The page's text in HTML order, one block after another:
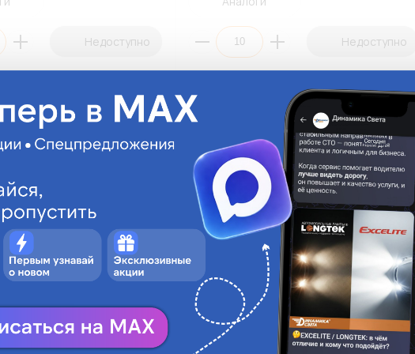
Недоступно Недоступно
ПАПА 4мм TITAN DC-
На складе:Под заказ
Разъем штекерный ПАПА 4мм TITAN
MPV2-156 изоляцией (ПЭ10)
MPV2-156
12.48 руб.
На складе:Под заказ